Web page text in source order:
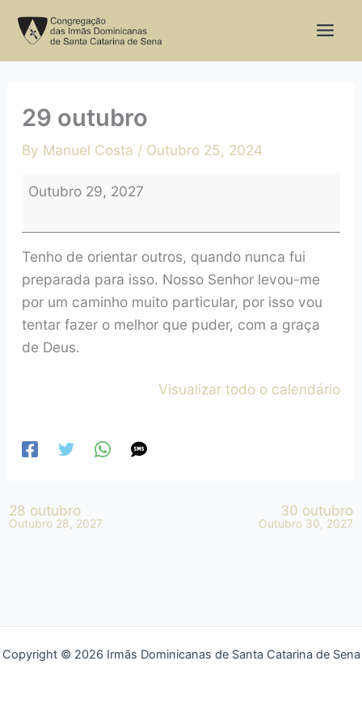
29 outubro
By Manuel Costa / Outubro 25, 2024
outubro
Outubro 29, 2027
Tenho de orientar outros, quando nunca fui
preparada para isso. Nosso Senhor levou-me
por um caminho muito particular, por isso vou
tentar fazer o melhor que puder, com a graça
de Deus.
Visualizar todo o calendário
28 outubro
Outubro 28, 2027
30 outubro
Outubro 30, 2027
Copyright © 2026 Irmãs Dominicanas de Santa Catarina de Sena